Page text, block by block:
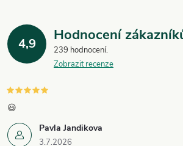
y
v
ý
p
i
4,9 Hodnocení
239 hodnocení
Zobrazit recenze
Pavla Jandikova
3.7.2026
😃